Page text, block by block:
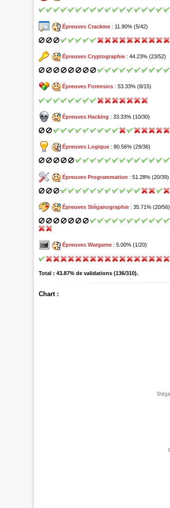
Épreuves Crackme : 11.90% (5/42)
Épreuves Cryptographie : 44.23% (23/52)
Épreuves Forensics : 53.33% (8/15)
Épreuves Hacking : 33.33% (10/30)
Épreuves Logique : 80.56% (29/36)
Épreuves Programmation : 51.28% (20/39)
Épreuves Stéganographie : 35.71% (20/56)
Épreuves Wargame : 5.00% (1/20)
Total : 43.87% de validations (136/310).
Chart :